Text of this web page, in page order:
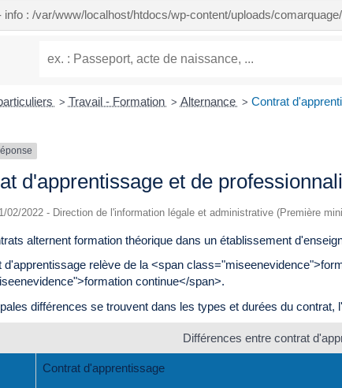
info : /var/www/localhost/htdocs/wp-content/uploads/
> Travail - Formation > Alternance > Contrat
d'apprentissage et de
02/2022 - Direction de l'information légale et administrative (Première
alternent formation théorique dans un établissement
d'apprentissage relève de la <span
continue</span>.
différences se trouvent dans les types et durées du contrat,
Différences entre contrat
Contrat d'apprentissage